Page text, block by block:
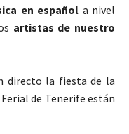
en español a nivel
artistas de nuestro
directo la fiesta de la
de Tenerife están